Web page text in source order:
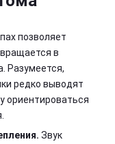
позволяет
в
Разумеется,
редко выводят
ориентироваться
Звук